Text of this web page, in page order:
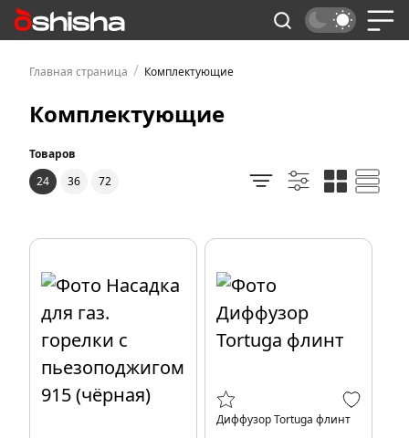
Главная страница / Комплектующие
Комплектующие
Товаров
24
36 72
Диффузор Tortuga флинт